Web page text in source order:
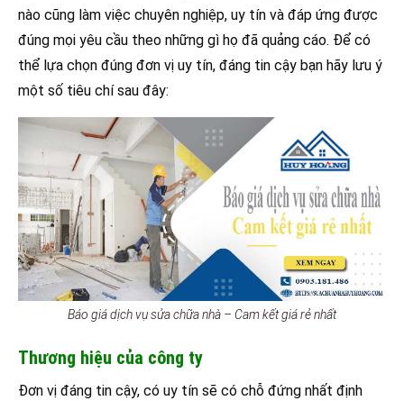
nào cũng làm việc chuyên nghiệp, uy tín và đáp ứng được
đúng mọi yêu cầu theo những gì họ đã quảng cáo. Để có
thể lựa chọn đúng đơn vị uy tín, đáng tin cậy bạn hãy lưu ý
một số tiêu chí sau đây:
Báo giá dịch vụ sửa chữa nhà – Cam kết giá rẻ nhất
Thương hiệu của công ty
Đơn vị đáng tin cậy, có uy tín sẽ có chỗ đứng nhất định